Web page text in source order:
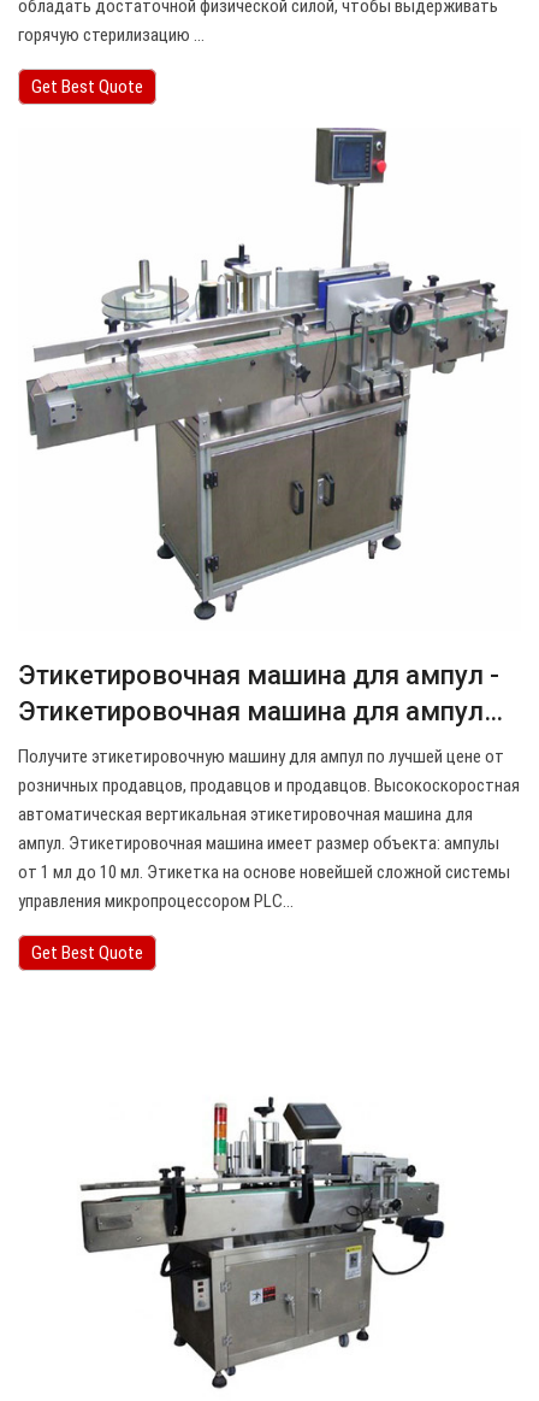
обладать достаточной физической силой, чтобы выдерживать
горячую стерилизацию ...
Get Best Quote
Этикетировочная машина для ампул -
Этикетировочная машина для ампул…
Получите этикетировочную машину для ампул по лучшей цене от
розничных продавцов, продавцов и продавцов. Высокоскоростная
автоматическая вертикальная этикетировочная машина для
ампул. Этикетировочная машина имеет размер объекта: ампулы
от 1 мл до 10 мл. Этикетка на основе новейшей сложной системы
управления микропроцессором PLC…
Get Best Quote